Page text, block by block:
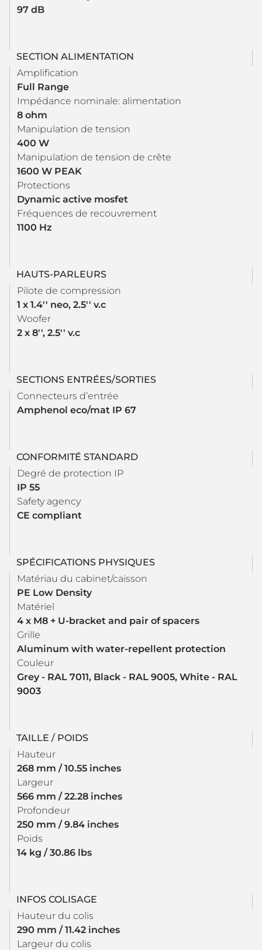
97 dB
SECTION ALIMENTATION
Amplification
Full Range
Impédance nominale: alimentation
8 ohm
Manipulation de tension
400 W
Manipulation de tension de crête
1600 W PEAK
Protections
Dynamic active mosfet
Fréquences de recouvrement
1100 Hz
HAUTS-PARLEURS
Pilote de compression
1 x 1.4'' neo, 2.5'' v.c
Woofer
2 x 8'', 2.5'' v.c
SECTIONS ENTRÉES/SORTIES
Connecteurs d’entrée
Amphenol eco/mat IP 67
CONFORMITÉ STANDARD
Degré de protection IP
IP 55
Safety agency
CE compliant
SPÉCIFICATIONS PHYSIQUES
Matériau du cabinet/caisson
PE Low Density
Matériel
4 x M8 + U-bracket and pair of spacers
Grille
Aluminum with water-repellent protection
Couleur
Grey - RAL 7011, Black - RAL 9005, White - RAL
9003
TAILLE / POIDS
Hauteur
268 mm / 10.55 inches
Largeur
566 mm / 22.28 inches
Profondeur
250 mm / 9.84 inches
Poids
14 kg / 30.86 lbs
INFOS COLISAGE
Hauteur du colis
290 mm / 11.42 inches
Largeur du colis